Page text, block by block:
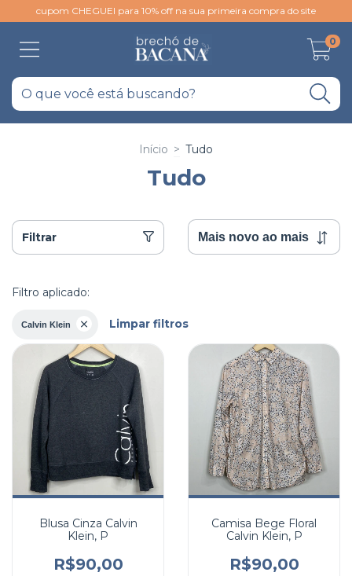
cupom CHEGUEI para 10% off na sua primeira compra do site
0
Início > Tudo
Tudo
Filtrar
Filtro aplicado:
Calvin Klein Limpar filtros
Blusa Cinza Calvin
Klein, P
R$90,00
Camisa Bege Floral
Calvin Klein, P
R$90,00